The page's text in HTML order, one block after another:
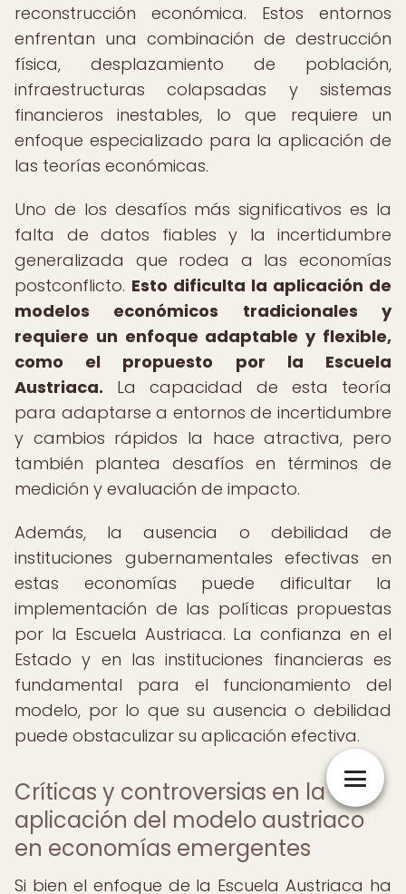
reconstrucción económica. Estos entornos
enfrentan una combinación de destrucción
física, desplazamiento de población,
infraestructuras colapsadas y sistemas
financieros inestables, lo que requiere un
enfoque especializado para la aplicación de
las teorías económicas.
Uno de los desafíos más significativos es la
falta de datos fiables y la incertidumbre
generalizada que rodea a las economías
postconflicto. Esto dificulta la aplicación de
modelos económicos tradicionales y
requiere un enfoque adaptable y flexible,
como el propuesto por la Escuela
Austriaca. La capacidad de esta teoría
para adaptarse a entornos de incertidumbre
y cambios rápidos la hace atractiva, pero
también plantea desafíos en términos de
medición y evaluación de impacto.
Además, la ausencia o debilidad de
instituciones gubernamentales efectivas en
estas economías puede dificultar la
implementación de las políticas propuestas
por la Escuela Austriaca. La confianza en el
Estado y en las instituciones financieras es
fundamental para el funcionamiento del
modelo, por lo que su ausencia o debilidad
puede obstaculizar su aplicación efectiva.
Críticas y controversias en la
aplicación del modelo austriaco
en economías emergentes
Si bien el enfoque de la Escuela Austriaca ha